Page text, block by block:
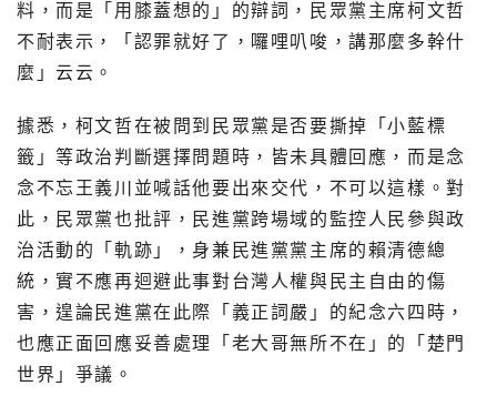
料，而是「用膝蓋想的」的辯詞，民眾黨主席柯文哲
不耐表示，「認罪就好了，囉哩叭唆，講那麼多幹什
麼」云云。
據悉，柯文哲在被問到民眾黨是否要撕掉「小藍標
籤」等政治判斷選擇問題時，皆未具體回應，而是念
念不忘王義川並喊話他要出來交代，不可以這樣。對
此，民眾黨也批評，民進黨跨場域的監控人民參與政
治活動的「軌跡」，身兼民進黨黨主席的賴清德總
統，實不應再迴避此事對台灣人權與民主自由的傷
害，遑論民進黨在此際「義正詞嚴」的紀念六四時，
也應正面回應妥善處理「老大哥無所不在」的「楚門
世界」爭議。